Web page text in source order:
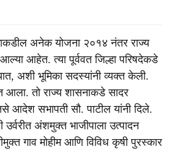
अनेक योजना २०१४ नंतर राज्य
आहेत. त्या पूर्ववत जिल्हा परिषदेकडे
अशी भूमिका सदस्यांनी व्यक्त केली.
आला. तो राज्य शासनाकडे सादर
आदेश सभापती सौ. पाटील यांनी दिले.
उर्वरीत अंशमुक्त भाजीपाला उत्पादन
गाव मोहीम आणि विविध कृषी पुरस्कार